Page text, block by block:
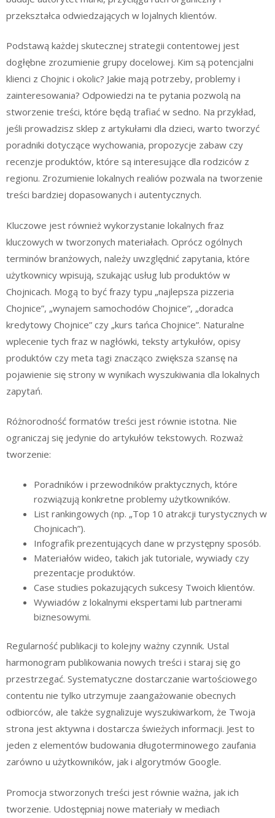
przekształca odwiedzających w lojalnych klientów.
Podstawą każdej skutecznej strategii contentowej jest
dogłębne zrozumienie grupy docelowej. Kim są potencjalni
klienci z Chojnic i okolic? Jakie mają potrzeby, problemy i
zainteresowania? Odpowiedzi na te pytania pozwolą na
stworzenie treści, które będą trafiać w sedno. Na przykład,
jeśli prowadzisz sklep z artykułami dla dzieci, warto tworzyć
poradniki dotyczące wychowania, propozycje zabaw czy
recenzje produktów, które są interesujące dla rodziców z
regionu. Zrozumienie lokalnych realiów pozwala na tworzenie
treści bardziej dopasowanych i autentycznych.
Kluczowe jest również wykorzystanie lokalnych fraz
kluczowych w tworzonych materiałach. Oprócz ogólnych
terminów branżowych, należy uwzględnić zapytania, które
użytkownicy wpisują, szukając usług lub produktów w
Chojnicach. Mogą to być frazy typu „najlepsza pizzeria
Chojnice”, „wynajem samochodów Chojnice”, „doradca
kredytowy Chojnice” czy „kurs tańca Chojnice”. Naturalne
wplecenie tych fraz w nagłówki, teksty artykułów, opisy
produktów czy meta tagi znacząco zwiększa szansę na
pojawienie się strony w wynikach wyszukiwania dla lokalnych
zapytań.
Różnorodność formatów treści jest równie istotna. Nie
ograniczaj się jedynie do artykułów tekstowych. Rozważ
tworzenie:
Poradników i przewodników praktycznych, które
rozwiązują konkretne problemy użytkowników.
List rankingowych (np. „Top 10 atrakcji turystycznych w
Chojnicach”).
Infografik prezentujących dane w przystępny sposób.
Materiałów wideo, takich jak tutoriale, wywiady czy
prezentacje produktów.
Case studies pokazujących sukcesy Twoich klientów.
Wywiadów z lokalnymi ekspertami lub partnerami
biznesowymi.
Regularność publikacji to kolejny ważny czynnik. Ustal
harmonogram publikowania nowych treści i staraj się go
przestrzegać. Systematyczne dostarczanie wartościowego
contentu nie tylko utrzymuje zaangażowanie obecnych
odbiorców, ale także sygnalizuje wyszukiwarkom, że Twoja
strona jest aktywna i dostarcza świeżych informacji. Jest to
jeden z elementów budowania długoterminowego zaufania
zarówno u użytkowników, jak i algorytmów Google.
Promocja stworzonych treści jest równie ważna, jak ich
tworzenie. Udostępniaj nowe materiały w mediach